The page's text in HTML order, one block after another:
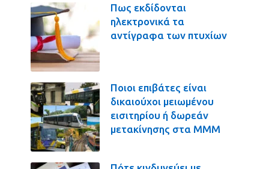
Πως εκδίδονται
ηλεκτρονικά τα
αντίγραφα των πτυχίων
Ποιοι επιβάτες είναι
δικαιούχοι μειωμένου
εισιτηρίου ή δωρεάν
μετακίνησης στα ΜΜΜ